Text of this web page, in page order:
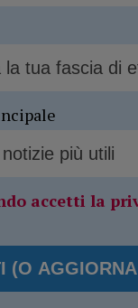
accetti la